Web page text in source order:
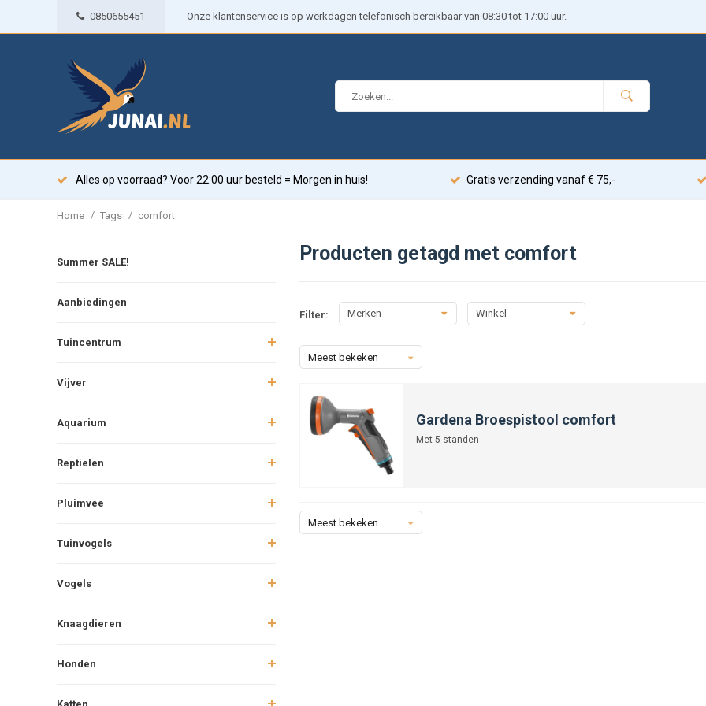
0850655451 Onze klantenservice is op werkdagen telefonisch bereikbaar van 08:30 tot 17:00 uur.
Alles op voorraad? Voor 22:00 uur besteld = Morgen in huis! Gratis verzending vanaf € 75,-
Home / Tags / comfort
Summer SALE!
Aanbiedingen
Tuincentrum
Vijver
Aquarium
Reptielen
Pluimvee
Tuinvogels
Vogels
Knaagdieren
Honden
Producten getagd met comfort
Filter: Merken Winkel
Meest bekeken
Gardena Broespistool comfort
Met 5 standen
Meest bekeken